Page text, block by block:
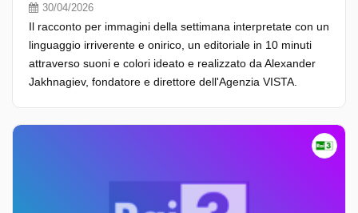
30/04/2026
Il racconto per immagini della settimana interpretate con un
linguaggio irriverente e onirico, un editoriale in 10 minuti
attraverso suoni e colori ideato e realizzato da Alexander
Jakhnagiev, fondatore e direttore dell'Agenzia VISTA.